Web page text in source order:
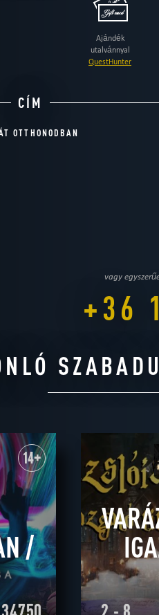
Ajándék
utalvánnyal
QuestHunter
CÍM
OTTHONODBAN
vagy
+36
14+
/